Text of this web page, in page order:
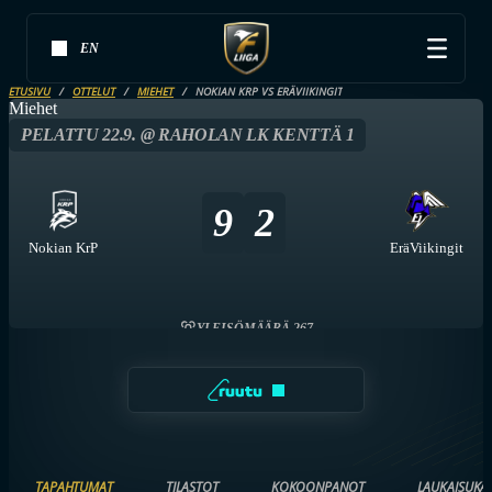
EN
ETUSIVU OTTELUT MIEHET NOKIAN KRP VS ERÄVIIKINGIT
Miehet
PELATTU 22.9. @ RAHOLAN LK KENTTÄ 1
Nokian KrP
9 2
EräViikingit
YLEISÖMÄÄRÄ 267
TAPAHTUMAT TILASTOT KOKOONPANOT